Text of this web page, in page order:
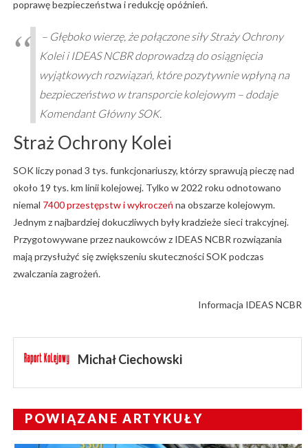
poprawę bezpieczeństwa i redukcję opóźnień.
– Głęboko wierzę, że połączone siły Straży Ochrony
Kolei i IDEAS NCBR doprowadzą do osiągnięcia
wyjątkowych rozwiązań, które pozytywnie wpłyną na
bezpieczeństwo w transporcie kolejowym – dodaje
Komendant Główny SOK.
Straż Ochrony Kolei
SOK liczy ponad 3 tys. funkcjonariuszy, którzy sprawują pieczę nad
około 19 tys. km linii kolejowej. Tylko w 2022 roku odnotowano
niemal 7400 przestępstw i wykroczeń na obszarze kolejowym.
Jednym z najbardziej dokuczliwych były kradzieże sieci trakcyjnej.
Przygotowywane przez naukowców z IDEAS NCBR rozwiązania
mają przysłużyć się zwiększeniu skuteczności SOK podczas
zwalczania zagrożeń.
Informacja IDEAS NCBR
Michał Ciechowski
POWIĄZANE ARTYKUŁY